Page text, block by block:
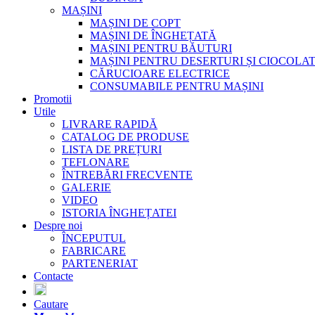
MAȘINI
MAȘINI DE COPT
MAȘINI DE ÎNGHEȚATĂ
MAȘINI PENTRU BĂUTURI
MAȘINI PENTRU DESERTURI ȘI
CĂRUCIOARE ELECTRICE
CONSUMABILE PENTRU MAȘINI
Promotii
Utile
LIVRARE RAPIDĂ
CATALOG DE PRODUSE
LISTA DE PREȚURI
TEFLONARE
ÎNTREBĂRI FRECVENTE
GALERIE
VIDEO
ISTORIA ÎNGHEȚATEI
Despre noi
ÎNCEPUTUL
FABRICARE
PARTENERIAT
Contacte
Cautare